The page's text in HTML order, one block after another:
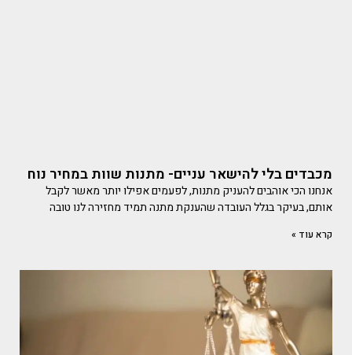
מכבדים בלי להישאר עניים- מתנות שוות במחיר נוח
אנחנו הכי אוהבים להעניק מתנות, לפעמים אפילו יותר מאשר לקבל
אותם, בעיקר בגלל העובדה שהענקת מתנה תמיד מחזירה לנו טובה
קרא עוד »